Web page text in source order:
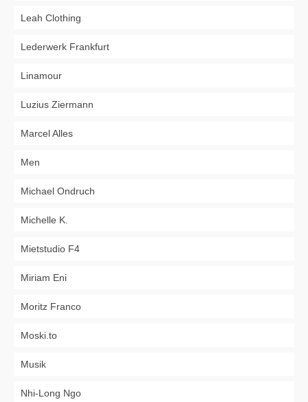
Leah Clothing
Lederwerk Frankfurt
Linamour
Luzius Ziermann
Marcel Alles
Men
Michael Ondruch
Michelle K.
Mietstudio F4
Miriam Eni
Moritz Franco
Moski.to
Musik
Nhi-Long Ngo